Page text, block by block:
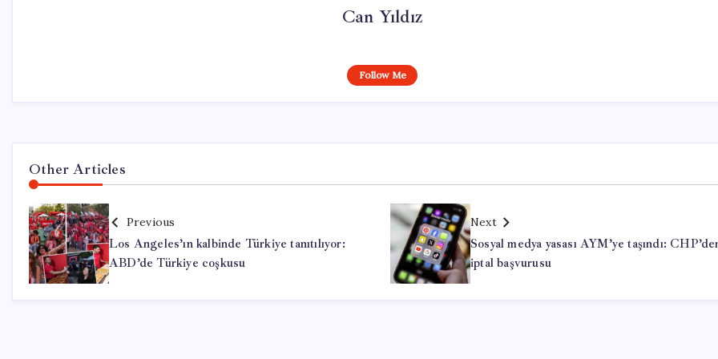
Can Yıldız
Follow Me
Other Articles
Previous
Los Angeles’ın kalbinde Türkiye tanıtılıyor:
ABD’de Türkiye coşkusu
Next
Sosyal medya yasası AYM’ye taşındı:
iptal başvurusu